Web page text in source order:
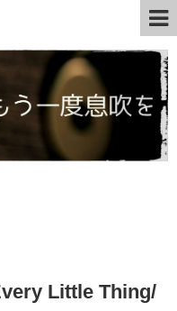
Little Thing/